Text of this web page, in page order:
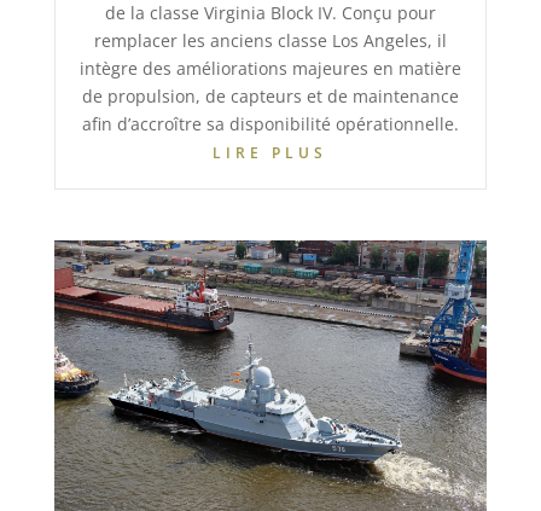
de la classe Virginia Block IV. Conçu pour
remplacer les anciens classe Los Angeles, il
intègre des améliorations majeures en matière
de propulsion, de capteurs et de maintenance
afin d’accroître sa disponibilité opérationnelle.
LIRE PLUS